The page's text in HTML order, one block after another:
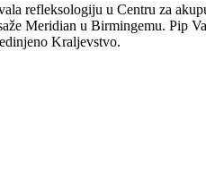
refleksologiju u Centru za
Meridian u Birmingemu. Pip
Kraljevstvo.